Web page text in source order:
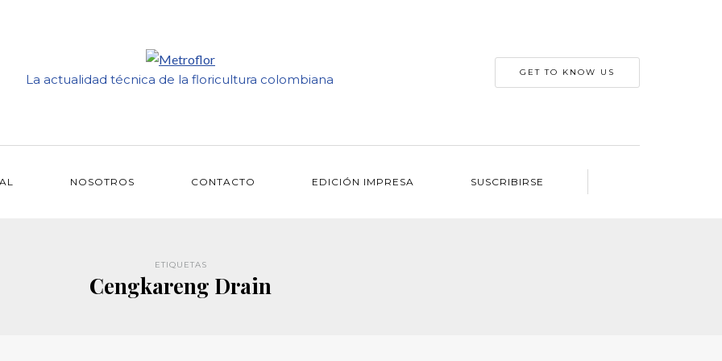
La actualidad técnica de la floricultura colombiana GET TO KNOW US
NOSOTROS CONTACTO EDICIÓN IMPRESA SUSCRIBIRSE
ETIQUETAS
Cengkareng Drain